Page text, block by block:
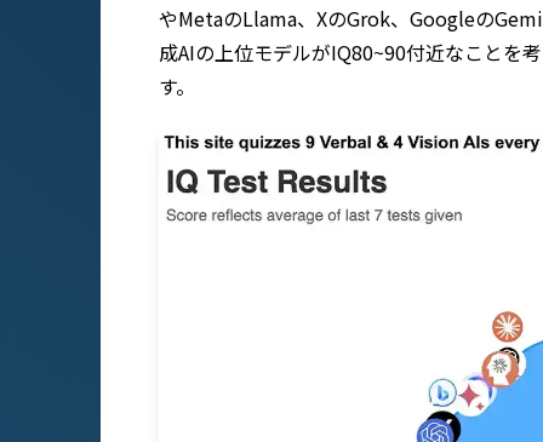
やMetaのLlama、XのGrok、Googleの
成AIの上位モデルがIQ80~90付近なことを
す。